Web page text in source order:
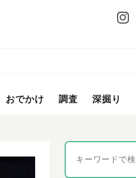
おでかけ 調査 深掘り